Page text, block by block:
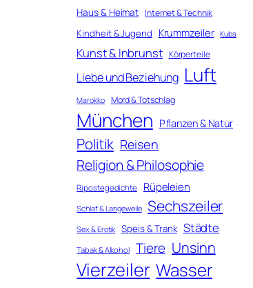
Haus & Heimat Internet & Technik
Kindheit & Jugend Krummzeiler Kuba
Kunst & Inbrunst Körperteile
Liebe und Beziehung Luft
Marokko Mord & Totschlag
München Pflanzen & Natur
Politik Reisen
Religion & Philosophie
Ripostegedichte Rüpeleien
Schlaf & Langeweile Sechszeiler
Sex & Erotik Speis & Trank Städte
Tabak & Alkohol Tiere Unsinn
Vierzeiler Wasser